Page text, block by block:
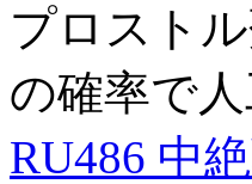
プロスト
の確率で
RU486 中